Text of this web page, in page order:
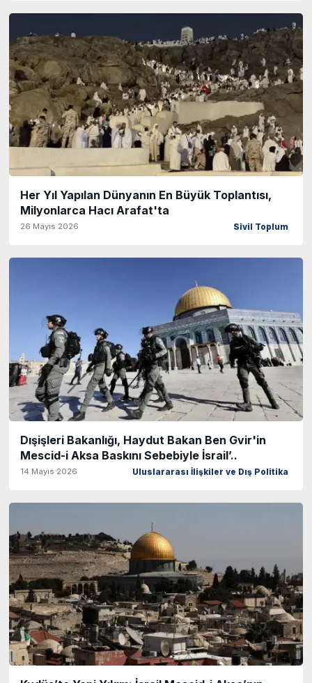
Her Yıl Yapılan Dünyanın En Büyük Toplantısı,
Milyonlarca Hacı Arafat'ta
26 Mayıs 2026 Sivil Toplum
Dışişleri Bakanlığı, Haydut Bakan Ben Gvir'in
Mescid-i Aksa Baskını Sebebiyle İsrail’..
14 Mayıs 2026 Uluslararası İlişkiler ve Dış Politika